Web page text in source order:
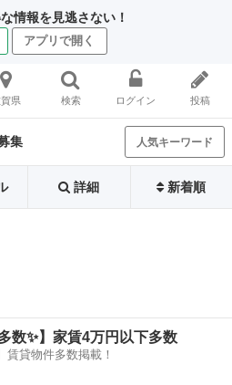
情報を見逃さない！
アプリで開く
県 検索 ログイン 投稿
集 人気キーワード
詳細 新着順
数✨】家賃4万円以下多数
賃貸物件多数掲載！